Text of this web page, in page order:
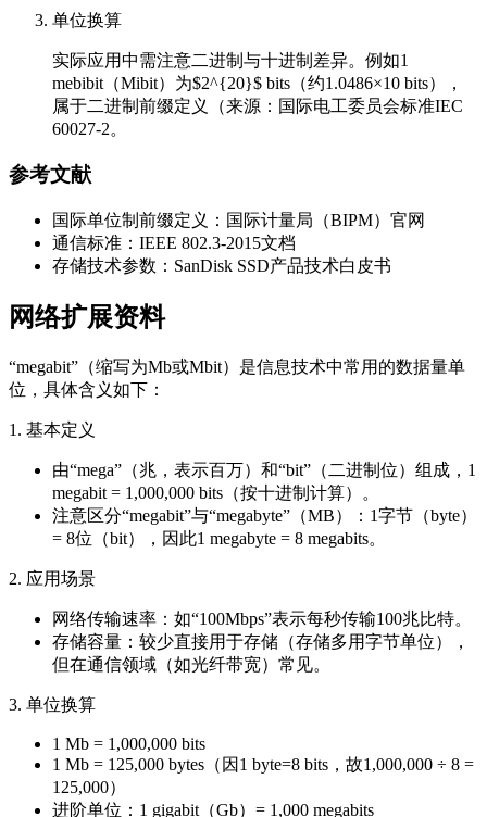
单位换算
实际应用中需注意二进制与十进制差异。例如1
mebibit（Mibit）为$2^{20}$ bits（约1.0486×10 bits），
属于二进制前缀定义（来源：国际电工委员会标准IEC
60027-2。
参考文献
国际单位制前缀定义：国际计量局（BIPM）官网
通信标准：IEEE 802.3-2015文档
存储技术参数：SanDisk SSD产品技术白皮书
网络扩展资料
“megabit”（缩写为Mb或Mbit）是信息技术中常用的数据量单
位，具体含义如下：
1. 基本定义
由“mega”（兆，表示百万）和“bit”（二进制位）组成，1
megabit = 1,000,000 bits（按十进制计算）。
注意区分“megabit”与“megabyte”（MB）：1字节（byte）
= 8位（bit），因此1 megabyte = 8 megabits。
2. 应用场景
网络传输速率：如“100Mbps”表示每秒传输100兆比特。
存储容量：较少直接用于存储（存储多用字节单位），
但在通信领域（如光纤带宽）常见。
3. 单位换算
1 Mb = 1,000,000 bits
1 Mb = 125,000 bytes（因1 byte=8 bits，故1,000,000 ÷ 8 =
125,000）
进阶单位：1 gigabit（Gb）= 1,000 megabits